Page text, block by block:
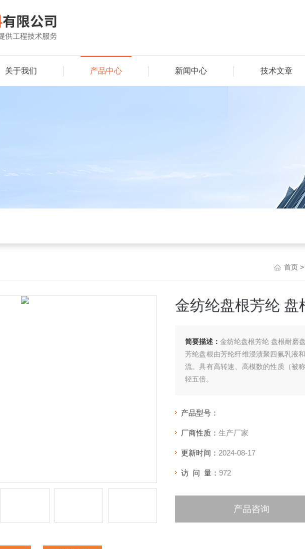
关于我们 产品中心 新闻中心 技术文章
首页 >
金纺纶盘根芳纶 盘
简要描述： 金纺纶盘根芳纶 盘根耐磨
芳纶盘根由芳纶纤维浸渍聚四氟乳液
流。具有高转速、高模数的性质（被
轻五倍。
产品型号：
厂商性质： 生产厂家
更新时间： 2024-08-17
访 问 量： 972
产品咨询